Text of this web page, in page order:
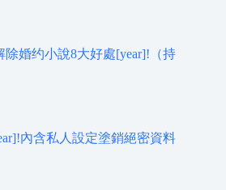
婚约小說8大好處[year]!（持
內含私人設定塗銷絕密資料